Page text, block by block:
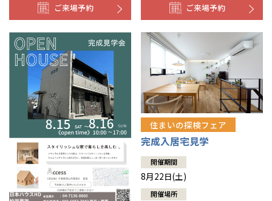
ご来場予約 ご来場予約
住まいの探検フェア
完成入居宅見学
開催期間
8月22日(土)
開催場所